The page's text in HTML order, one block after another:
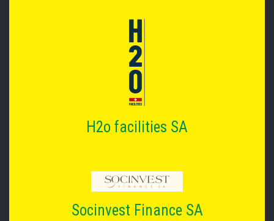
H2o facilities SA
Socinvest Finance SA